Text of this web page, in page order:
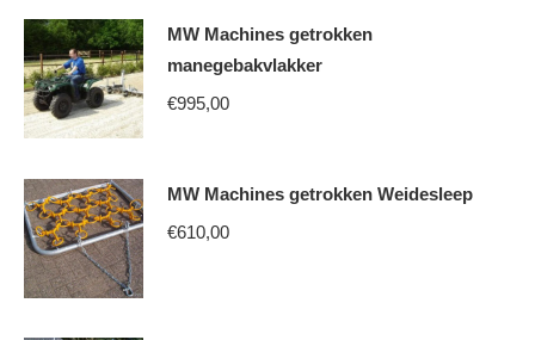
MW Machines getrokken
manegebakvlakker
€995,00
product
has
MW Machines getrokken Weidesleep
€610,00